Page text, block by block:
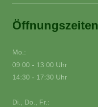
Öffnungszeiten
Mo.:
09:00 - 13:00 Uhr
14:30 - 17:30 Uhr
Di., Do., Fr.: